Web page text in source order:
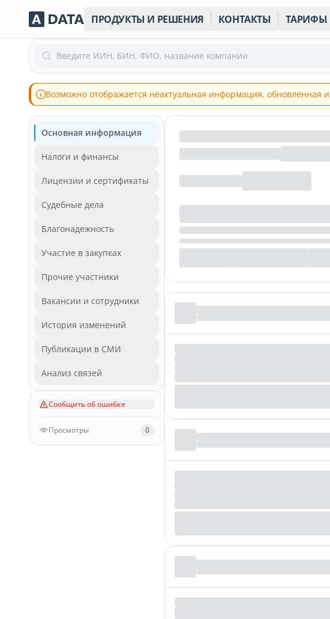
ПРОДУКТЫ И РЕШЕНИЯ КОНТАКТЫ ТАРИФЫ
Введите ИИН, БИН, ФИО, название компании
Возможно отображается неактуальная информация, обновленная
Основная информация
Налоги и финансы
Лицензии и сертификаты
Судебные дела
Благонадежность
Участие в закупках
Прочие участники
Вакансии и сотрудники
История изменений
Публикации в СМИ
Анализ связей
Сообщить об ошибке
Просмотры 0